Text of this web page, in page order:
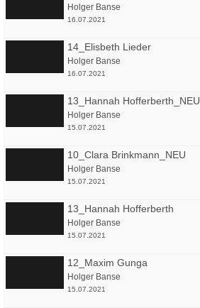
Holger Banse
16.07.2021
14_Elisbeth Lieder
Holger Banse
16.07.2021
13_Hannah Hofferberth_NEU
Holger Banse
15.07.2021
10_Clara Brinkmann_NEU
Holger Banse
15.07.2021
13_Hannah Hofferberth
Holger Banse
15.07.2021
12_Maxim Gunga
Holger Banse
15.07.2021